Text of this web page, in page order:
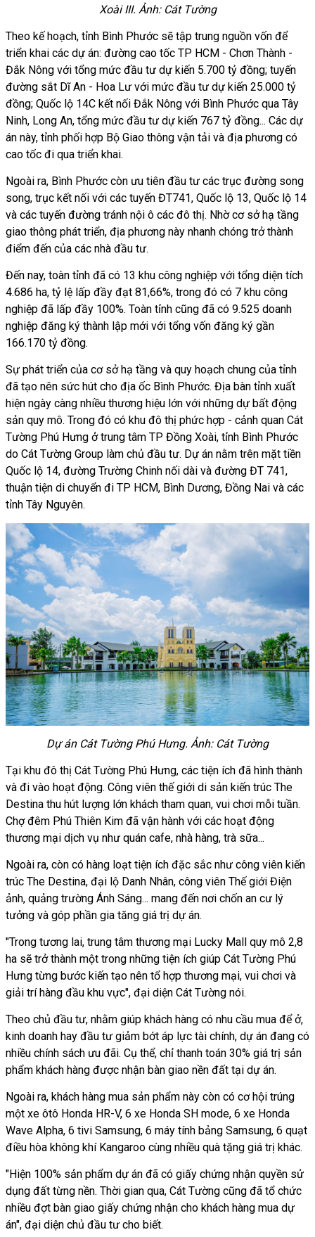
Xoài III. Ảnh: Cát Tường
Theo kế hoạch, tỉnh Bình Phước sẽ tập trung nguồn vốn để
triển khai các dự án: đường cao tốc TP HCM - Chơn Thành -
Đắk Nông với tổng mức đầu tư dự kiến 5.700 tỷ đồng; tuyến
đường sắt Dĩ An - Hoa Lư với mức đầu tư dự kiến 25.000 tỷ
đồng; Quốc lộ 14C kết nối Đắk Nông với Bình Phước qua Tây
Ninh, Long An, tổng mức đầu tư dự kiến 767 tỷ đồng... Các dự
án này, tỉnh phối hợp Bộ Giao thông vận tải và địa phương có
cao tốc đi qua triển khai.
Ngoài ra, Bình Phước còn ưu tiên đầu tư các trục đường song
song, trục kết nối với các tuyến ĐT741, Quốc lộ 13, Quốc lộ 14
và các tuyến đường tránh nội ô các đô thị. Nhờ cơ sở hạ tầng
giao thông phát triển, địa phương này nhanh chóng trở thành
điểm đến của các nhà đầu tư.
Đến nay, toàn tỉnh đã có 13 khu công nghiệp với tổng diện tích
4.686 ha, tỷ lệ lấp đầy đạt 81,66%, trong đó có 7 khu công
nghiệp đã lấp đầy 100%. Toàn tỉnh cũng đã có 9.525 doanh
nghiệp đăng ký thành lập mới với tổng vốn đăng ký gần
166.170 tỷ đồng.
Sự phát triển của cơ sở hạ tầng và quy hoạch chung của tỉnh
đã tạo nên sức hút cho địa ốc Bình Phước. Địa bàn tỉnh xuất
hiện ngày càng nhiều thương hiệu lớn với những dự bất động
sản quy mô. Trong đó có khu đô thị phức hợp - cảnh quan Cát
Tường Phú Hưng ở trung tâm TP Đồng Xoài, tỉnh Bình Phước
do Cát Tường Group làm chủ đầu tư. Dự án nằm trên mặt tiền
Quốc lộ 14, đường Trường Chinh nối dài và đường ĐT 741,
thuận tiện di chuyển đi TP HCM, Bình Dương, Đồng Nai và các
tỉnh Tây Nguyên.
Dự án Cát Tường Phú Hưng. Ảnh: Cát Tường
Tại khu đô thị Cát Tường Phú Hưng, các tiện ích đã hình thành
và đi vào hoạt động. Công viên thế giới di sản kiến trúc The
Destina thu hút lượng lớn khách tham quan, vui chơi mỗi tuần.
Chợ đêm Phú Thiên Kim đã vận hành với các hoạt động
thương mại dịch vụ như quán cafe, nhà hàng, trà sữa...
Ngoài ra, còn có hàng loạt tiện ích đặc sắc như công viên kiến
trúc The Destina, đại lộ Danh Nhân, công viên Thế giới Điện
ảnh, quảng trường Ánh Sáng... mang đến nơi chốn an cư lý
tưởng và góp phần gia tăng giá trị dự án.
"Trong tương lai, trung tâm thương mại Lucky Mall quy mô 2,8
ha sẽ trở thành một trong những tiện ích giúp Cát Tường Phú
Hưng từng bước kiến tạo nên tổ hợp thương mại, vui chơi và
giải trí hàng đầu khu vực", đại diện Cát Tường nói.
Theo chủ đầu tư, nhằm giúp khách hàng có nhu cầu mua để ở,
kinh doanh hay đầu tư giảm bớt áp lực tài chính, dự án đang có
nhiều chính sách ưu đãi. Cụ thể, chỉ thanh toán 30% giá trị sản
phẩm khách hàng được nhận bàn giao nền đất tại dự án.
Ngoài ra, khách hàng mua sản phẩm này còn có cơ hội trúng
một xe ôtô Honda HR-V, 6 xe Honda SH mode, 6 xe Honda
Wave Alpha, 6 tivi Samsung, 6 máy tính bảng Samsung, 6 quạt
điều hòa không khí Kangaroo cùng nhiều quà tặng giá trị khác.
"Hiện 100% sản phẩm dự án đã có giấy chứng nhận quyền sử
dụng đất từng nền. Thời gian qua, Cát Tường cũng đã tổ chức
nhiều đợt bàn giao giấy chứng nhận cho khách hàng mua dự
án", đại diện chủ đầu tư cho biết.